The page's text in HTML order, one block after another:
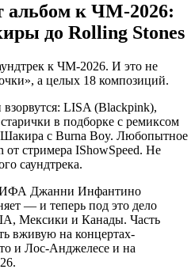
к ЧМ-2026:
до Rolling Stones
к ЧМ-2026. И это не
а целых 18 композиций.
взорвутся: LISA (Blackpink),
в подборке с ремиксом
с Burna Boy. Любопытное
стримера IShowSpeed. Не
саундтрека.
Джанни Инфантино
— и теперь под это дело
Мексики и Канады. Часть
вживую на концертах-
и Лос-Анджелесе и на